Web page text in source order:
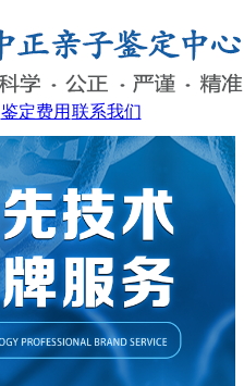
鉴定费用 联系我们